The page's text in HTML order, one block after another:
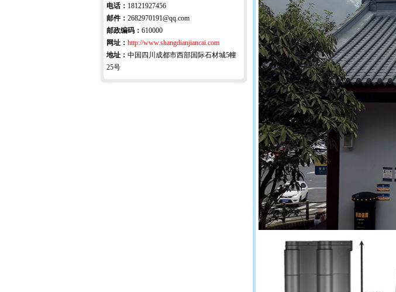
电话： 18121927456
邮件： 2682970191@qq.com
邮政编码： 610000
网址： http://www.shangdianjiancai.com
地址： 中国四川成都市西部国际石材城5幢
25号